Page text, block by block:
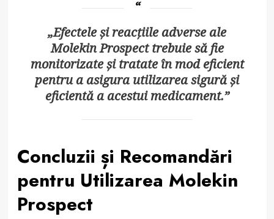
„Efectele și reacțiile adverse ale
Molekin Prospect trebuie să fie
monitorizate și tratate în mod eficient
pentru a asigura utilizarea sigură și
eficientă a acestui medicament.”
Concluzii și Recomandări
pentru Utilizarea Molekin
Prospect